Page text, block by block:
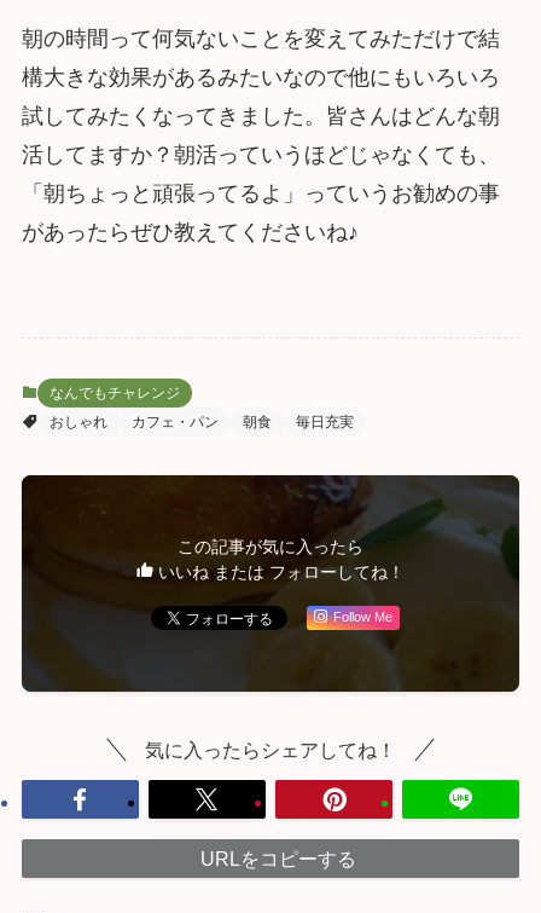
朝の時間って何気ないことを変えてみただけで結
構大きな効果があるみたいなので他にもいろいろ
試してみたくなってきました。皆さんはどんな朝
活してますか？朝活っていうほどじゃなくても、
「朝ちょっと頑張ってるよ」っていうお勧めの事
があったらぜひ教えてくださいね♪
なんでもチャレンジ
おしゃれ
カフェ・パン 朝食 毎日充実
この記事が気に入ったら
いいね または フォローしてね！
Follow Me
気に入ったらシェアしてね！
URLをコピーする